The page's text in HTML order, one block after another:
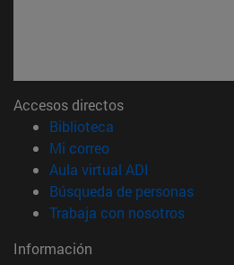
Accesos directos
Biblioteca
Mi correo(abre en nueva
Aula virtual ADI
Búsqueda de personas(abre
Trabaja con nosotros(abre
Información